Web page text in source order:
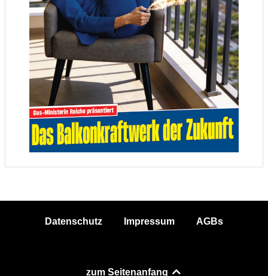
Datenschutz Impressum AGBs
zum Seitenanfang